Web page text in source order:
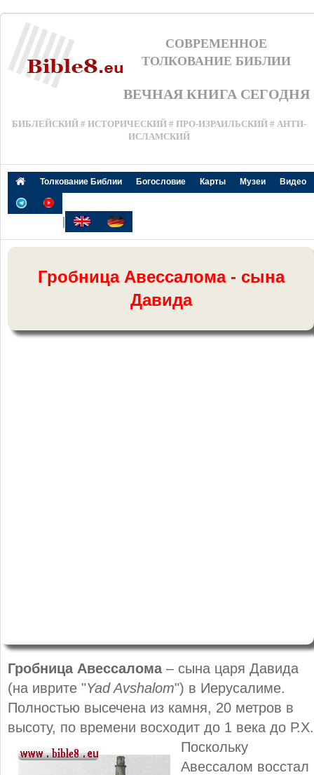
СОВРЕМЕННОЕ
ТОЛКОВАНИЕ БИБЛИИ
ВЕЧНАЯ КНИГА СЕГОДНЯ
БИБЛЕЙСКИЙ # ИСТОРИЧЕСКИЙ # ПРО-ИЗРАИЛЬСКИЙ # АНТИ-
ИСЛАМСКИЙ
Толкование Библии Богословие Карты Музеи Видео
|
Гробница Авессалома - сына
Давида
Гробница Авессалома– сына царя Давида
(на иврите "Yad Avshalom") в Иерусалиме.
Полностью высечена из камня, 20 метров в
высоту, по времени восходит до 1 века до Р.Х.
Поскольку
Авессалом восстал